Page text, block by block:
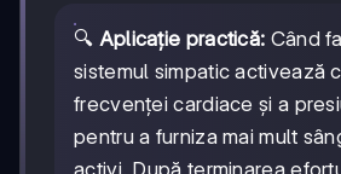
🔍 Aplicație practică: Când
sistemul simpatic activează
frecvenței cardiace și a
pentru a furniza mai mult
activi. După terminarea